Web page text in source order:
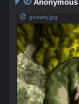
Anonymous
gnawty.jpg